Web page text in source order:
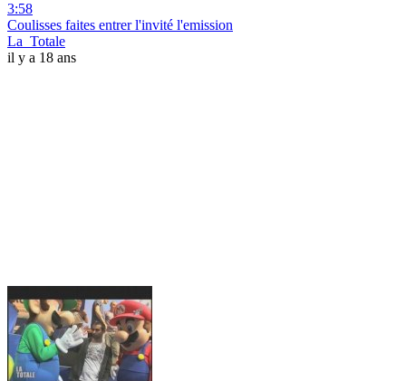
3:58
Coulisses faites entrer l'invité l'emission
La_Totale
il y a 18 ans